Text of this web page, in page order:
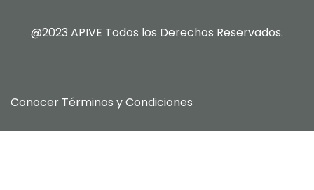
@2023 APIVE Todos los Derechos Reservados.
Conocer Términos y Condiciones